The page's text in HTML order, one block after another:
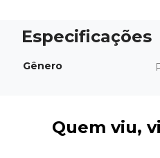
Gênero
Quem viu,